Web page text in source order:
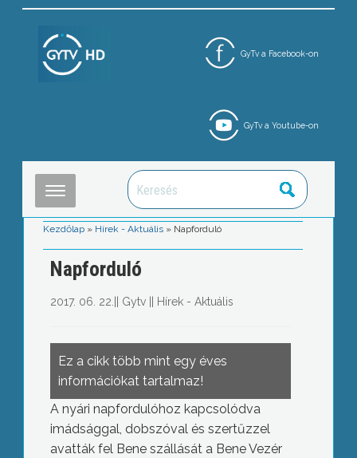
GyTv a Facebook-on
GyTv a Youtube-on
Kezdőlap » Hírek - Aktuális » Napforduló
Napforduló
2017. 06. 22. Gytv|| Hírek - Aktuális
Ez a cikk több mint egy éves
információkat tartalmaz!
A nyári napfordulóhoz kapcsolódva
imádsággal, dobszóval és szertűzzel
avatták fel Bene szállását a Bene Vezér